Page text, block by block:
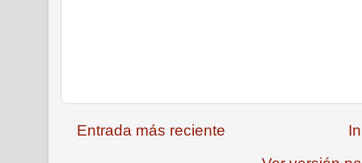
Entrada más reciente